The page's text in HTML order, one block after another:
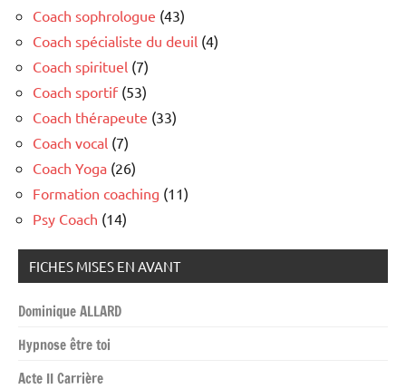
Coach sophrologue (43)
Coach spécialiste du deuil (4)
Coach spirituel (7)
Coach sportif(53)
Coach thérapeute (33)
Coach vocal (7)
Coach Yoga (26)
Formation coaching (11)
Psy Coach (14)
FICHES MISES EN AVANT
Dominique ALLARD
Hypnose être toi
Acte II Carrière